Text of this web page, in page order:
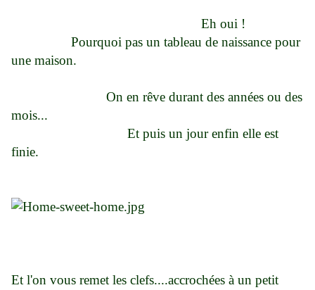
Eh oui !
Pourquoi pas un tableau de naissance pour
une maison.
On en rêve durant des années ou des
mois...
Et puis un jour enfin elle est
finie.
Et l'on vous remet les clefs....accrochées à un petit